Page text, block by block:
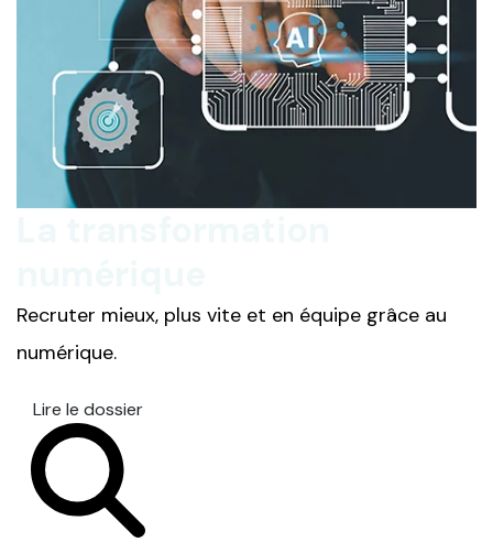
Recruter mieux, plus vite et en équipe grâce au
numérique.
Lire le dossier